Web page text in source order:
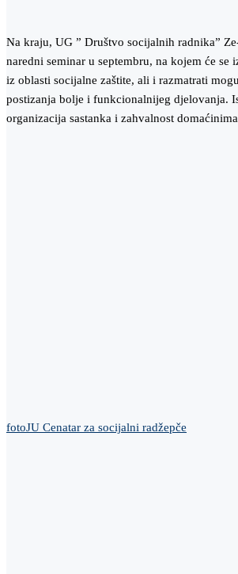
Na kraju, UG ” Društvo socijalnih radnika”
naredni seminar u septembru, na kojem će
iz oblasti socijalne zaštite, ali i razmatrati
postizanja bolje i funkcionalnijeg djelovanja.
organizacija sastanka i zahvalnost
fotoJU Cenatar za socijalni radžepče